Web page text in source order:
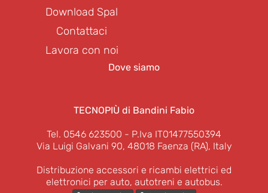
Download Spal
Contattaci
Lavora con noi
Dove siamo
TECNOPIÙ di Bandini Fabio
Tel. 0546 623500 - P.Iva IT01477550394
Via Luigi Galvani 90, 48018 Faenza (RA), Italy
Distribuzione accessori e ricambi elettrici ed
elettronici per auto, autotreni e autobus.